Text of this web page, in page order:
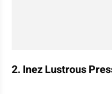
2. Inez Lustrous